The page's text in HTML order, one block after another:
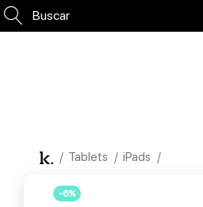
Buscar
Tablets iPads
-6%